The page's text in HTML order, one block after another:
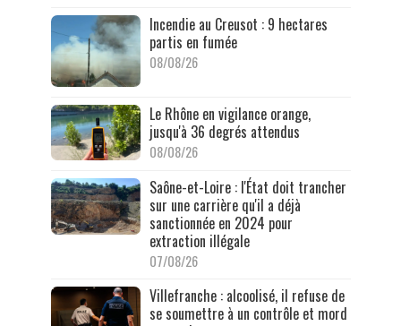
Incendie au Creusot : 9 hectares
partis en fumée
08/08/26
Le Rhône en vigilance orange,
jusqu'à 36 degrés attendus
08/08/26
Saône-et-Loire : l'État doit trancher
sur une carrière qu'il a déjà
sanctionnée en 2024 pour
extraction illégale
07/08/26
Villefranche : alcoolisé, il refuse de
se soumettre à un contrôle et mord